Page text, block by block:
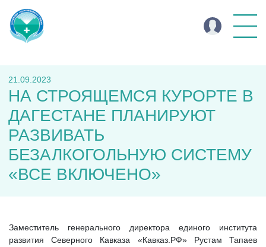
21.09.2023
НА СТРОЯЩЕМСЯ КУРОРТЕ В
ДАГЕСТАНЕ ПЛАНИРУЮТ
РАЗВИВАТЬ
БЕЗАЛКОГОЛЬНУЮ СИСТЕМУ
«ВСЕ ВКЛЮЧЕНО»
Заместитель генерального директора единого института
развития Северного Кавказа «Кавказ.РФ» Рустам Тапаев